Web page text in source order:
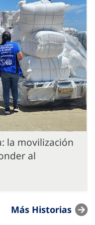
la movilización
al
Más Historias